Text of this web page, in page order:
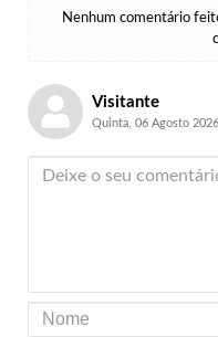
Nenhum comentário
Visitante
Quinta, 06 Agosto 2026